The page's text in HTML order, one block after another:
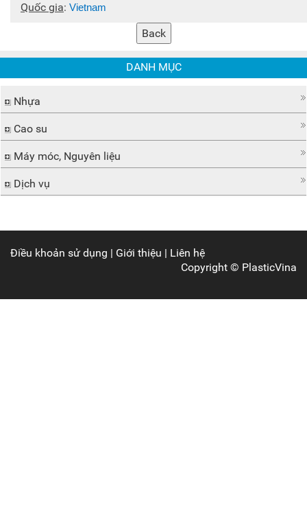
Quốc gia: Vietnam
DANH MỤC
Nhựa
Cao su
Máy móc, Nguyên liệu
Dịch vụ
Điều khoản sử dụng | Giới thiệu | Liên hệ
Copyright © PlasticVina